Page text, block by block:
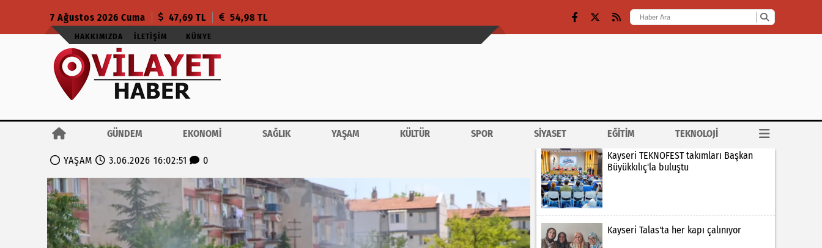
7 Ağustos 2026 Cuma 47,69 TL 54,98 TL
HAKKIMIZDA İLETIŞIM KÜNYE
GÜNDEM EKONOMİ SAĞLIK YAŞAM KÜLTÜR SPOR SİYASET EĞİTİM TEKNOLOJİ
YAŞAM 3.06.2026 16:02:51 0
Kayseri TEKNOFEST takımları Başkan
Büyükkılıç'la buluştu
Kayseri Talas'ta her kapı çalınıyor